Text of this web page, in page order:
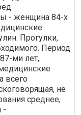
- женщина 84-х
Прогулки,
Период
ми лет,
всего
не
среднее,
-